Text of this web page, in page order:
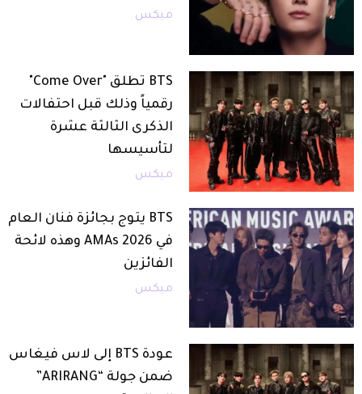
ميكس
BTS تطلق "Come Over"
رقمياً وذلك قبل احتفالات
الذكرى الثالثة عشرة
لتأسيسها
ميكس
BTS يتوج بجائزة فنان العام
في AMAs 2026 وهذه لائحة
الفائزين
ميكس
عودة BTS إلى لاس فيغاس
ضمن جولة “ARIRANG”